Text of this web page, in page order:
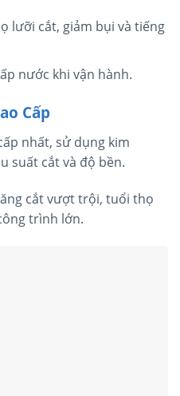
lưỡi cắt, giảm bụi và tiếng
nước khi vận hành.
Cấp
nhất, sử dụng kim
suất cắt và độ bền.
cắt vượt trội, tuổi thọ
trình lớn.